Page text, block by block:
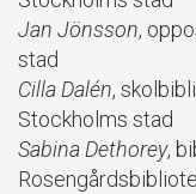
Jan Jönsson,
stad
Cilla Dalén,
Stockholms stad
Sabina Dethorey,